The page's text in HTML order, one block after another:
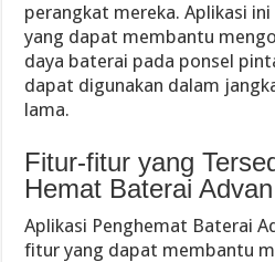
perangkat mereka. Aplikasi
yang dapat membantu
daya baterai pada ponsel
dapat digunakan dalam
lama.
Fitur-fitur yang
Hemat Baterai Advan
Aplikasi Penghemat Baterai
fitur yang dapat membantu